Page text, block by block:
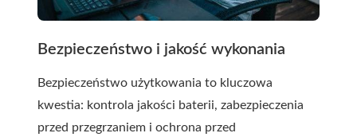
Bezpieczeństwo i jakość wykonania
Bezpieczeństwo użytkowania to kluczowa
kwestia: kontrola jakości baterii, zabezpieczenia
przed przegrzaniem i ochrona przed